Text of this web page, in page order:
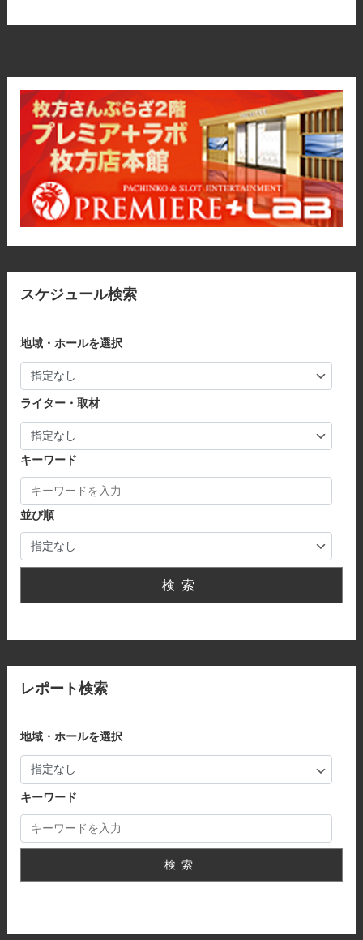
スケジュール検索
地域・ホールを選択
ライター・取材
キーワード
並び順
検索
レポート検索
地域・ホールを選択
キーワード
検索